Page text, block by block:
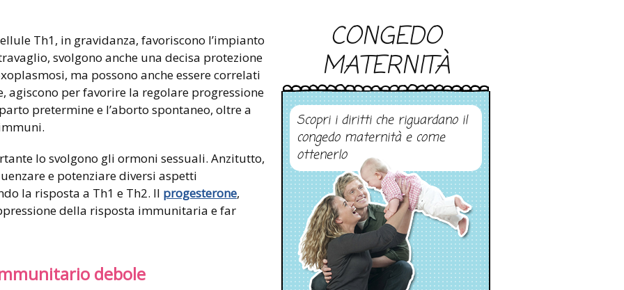
Th1, in gravidanza, favoriscono l’impianto
svolgono anche una decisa protezione
ma possono anche essere correlati
agiscono per favorire la regolare progressione
pretermine e l’aborto spontaneo, oltre a
lo svolgono gli ormoni sessuali. Anzitutto,
e potenziare diversi aspetti
la risposta a Th1 e Th2. Il progesterone,
della risposta immunitaria e far
debole
CONGEDO
MATERNITÀ
Scopri i diritti che riguardano il
congedo maternità e come
ottenerlo